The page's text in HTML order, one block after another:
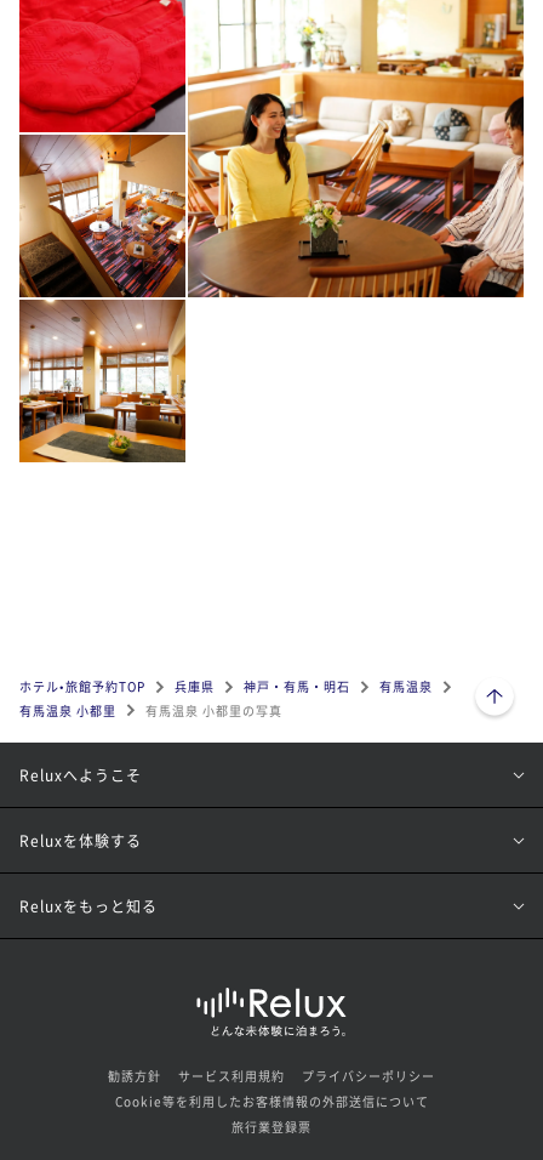
ホテル•旅館予約TOP 兵庫県 神戸・有馬・明石
有馬温泉
有馬温泉 小都里
有馬温泉 小都里の写真
ページトップへ
Reluxへようこそ
Reluxを体験する
Reluxをもっと知る
勧誘方針 サービス利用規約
プライバシーポリシー
Cookie等を利用したお客様情報の外部送信について
旅行業登録票